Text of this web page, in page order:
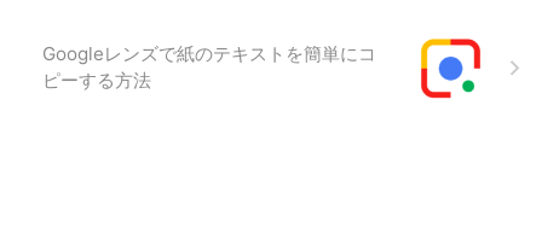
Googleレンズで紙のテキストを簡単にコ
ピーする方法